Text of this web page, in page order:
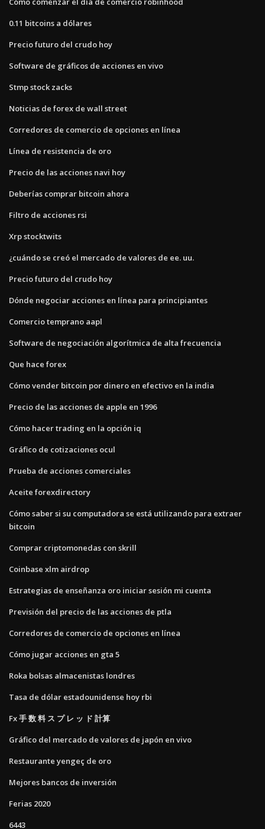
0.11 bitcoins a dólares
Precio futuro del crudo hoy
Software de gráficos de acciones en vivo
Stmp stock zacks
Noticias de forex de wall street
Corredores de comercio de opciones en línea
Línea de resistencia de oro
Precio de las acciones navi hoy
Deberías comprar bitcoin ahora
Filtro de acciones rsi
Xrp stocktwits
¿cuándo se creó el mercado de valores de ee. uu.
Precio futuro del crudo hoy
Dónde negociar acciones en línea para principiantes
Comercio temprano aapl
Software de negociación algorítmica de alta frecuencia
Que hace forex
Cómo vender bitcoin por dinero en efectivo en la india
Precio de las acciones de apple en 1996
Cómo hacer trading en la opción iq
Gráfico de cotizaciones ocul
Prueba de acciones comerciales
Aceite forexdirectory
Cómo saber si su computadora se está utilizando para extraer
bitcoin
Comprar criptomonedas con skrill
Coinbase xlm airdrop
Estrategias de enseñanza oro iniciar sesión mi cuenta
Previsión del precio de las acciones de ptla
Corredores de comercio de opciones en línea
Cómo jugar acciones en gta 5
Roka bolsas almacenistas londres
Tasa de dólar estadounidense hoy rbi
Fx 手 数 料 ス プ レ ッ ド 計算
Gráfico del mercado de valores de japón en vivo
Restaurante yengeç de oro
Mejores bancos de inversión
Ferias 2020
6443